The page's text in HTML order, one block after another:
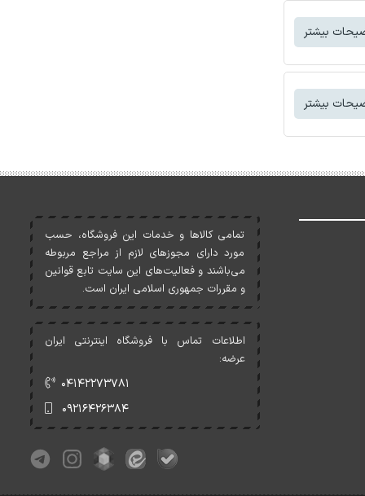
بیشتر
بیشتر
تمامی کالاها و خدمات اين فروشگاه، حسب
مورد دارای مجوزهای لازم از مراجع مربوطه
می‌باشند و فعاليت‌های اين سايت تابع قوانين
و مقررات جمهوری اسلامی ايران است.
اطلاعات تماس با فروشگاه اینترنتی ایران
عرضه:
۰۴۱۴۲۲۷۳۷۸۱
۰۹۲۱۶۴۲۶۳۸۴